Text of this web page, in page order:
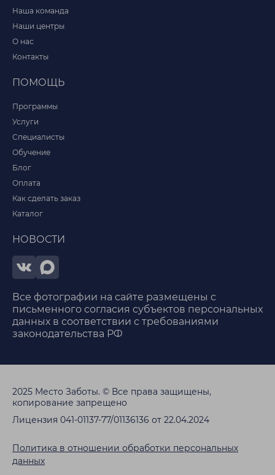
Наша команда
Наши центры
О нас
Контакты
ПОМОЩЬ
Программы
Услуги
Специалисты
Обучение
Блог
Оплата
Как сделать заказ
Каталог
НОВОСТИ
Все фотографии на сайте размещены с
письменного согласия субъектов персональных
данных в соответствии с требованиями
законодательства РФ
2025 Место Заботы. © Все права защищены,
копирование запрещено
Лицензия 041-01137-77/01136136 от 22.04.2024
Политика в отношении обработки персональных
данных